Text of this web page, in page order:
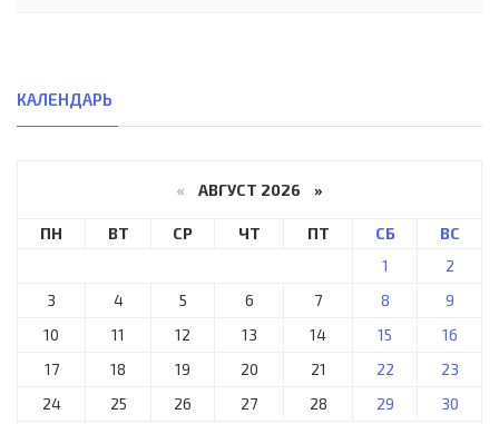
КАЛЕНДАРЬ
« АВГУСТ 2026 »
ПН ВТ СР ЧТ ПТ СБ
ВС
1
2
3
4 5 6 7 8
9
10
11 12 13 14 15
16
17
18 19 20 21 22
23
24
25 26 27 28 29
30